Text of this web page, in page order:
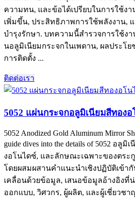
ความทน, และข้อได้เปรียบในการใช้ง
เพิ่มขึ้น, ประสิทธิภาพการใช้พลังงาน,
บำรุงรักษา. บทความนี้สำรวจการใช้ง
นอลูมิเนียมกระจกในเพดาน, ผลประโ
การติดตั้ง ...
ติดต่อเรา
5052 แผ่นกระจกอลูมิเนียมสีทอง
5052 Anodized Gold Aluminum Mirror
guide dives into the details of5052 อลูมิเ
งอโนไดซ์, และลักษณะเฉพาะของตระ
โดยผสมผสานคำแนะนำเชิงปฏิบัติเข้า
เคลื่อนด้วยข้อมูล, เสนอข้อมูลอ้างอิงที่
ออกแบบ, วิศวกร, ผู้ผลิต, และผู้เชี่ยวช